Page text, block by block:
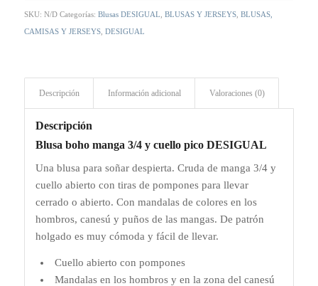
SKU: N/D Categorías: Blusas DESIGUAL BLUSAS Y JERSEYS, BLUSAS,
CAMISAS Y JERSEYS, DESIGUAL
Descripción Información adicional Valoraciones (0)
Descripción
Blusa boho manga 3/4 y cuello pico DESIGUAL
Una blusa para soñar despierta. Cruda de manga 3/4 y
cuello abierto con tiras de pompones para llevar
cerrado o abierto. Con mandalas de colores en los
hombros, canesú y puños de las mangas. De patrón
holgado es muy cómoda y fácil de llevar.
Cuello abierto con pompones
Mandalas en los hombros y en la zona del canesú